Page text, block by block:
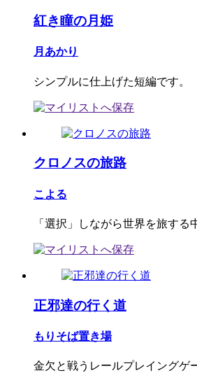
紅き瞳の月姫
月あかり
シンプルに仕上げた短編です。
クロノスの旅路
こよる
「選択」しながら世界を旅する
正邪達の行く道
もりそば置き場
金欠と戦うレールプレイングゲ